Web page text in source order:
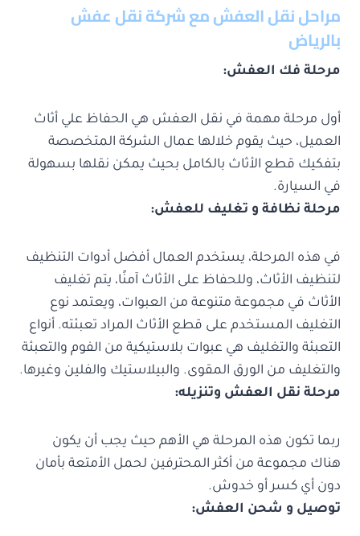
مراحل نقل العفش مع شركة نقل عفش
بالرياض
مرحلة فك العفش:
أول مرحلة مهمة في نقل العفش هي الحفاظ علي أثاث
العميل، حيث يقوم خلالها عمال الشركة المتخصصة
بتفكيك قطع الأثاث بالكامل بحيث يمكن نقلها بسهولة
في السيارة.
مرحلة نظافة و تغليف للعفش:
في هذه المرحلة، يستخدم العمال أفضل أدوات التنظيف
لتنظيف الأثاث، وللحفاظ على الأثاث آمنًا، يتم تغليف
الأثاث في مجموعة متنوعة من العبوات، ويعتمد نوع
التغليف المستخدم على قطع الأثاث المراد تعبئته. أنواع
التعبئة والتغليف هي عبوات بلاستيكية من الفوم والتعبئة
والتغليف من الورق المقوى. والبيلاستيك والفلين وغيرها.
مرحلة نقل العفش وتنزيله:
ربما تكون هذه المرحلة هي الأهم حيث يجب أن يكون
هناك مجموعة من أكثر المحترفين لحمل الأمتعة بأمان
دون أي كسر أو خدوش.
توصيل و شحن العفش: